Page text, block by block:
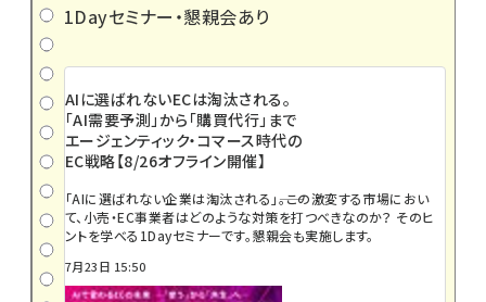
1Dayセミナー・懇親会あり
AIに選ばれないECは淘汰される。
「AI需要予測」から「購買代行」まで
エージェンティック・コマース時代の
EC戦略【8/26オフライン開催】
「AIに選ばれない企業は淘汰される」――。この激変する市場におい
て、小売・EC事業者はどのような対策を打つべきなのか？ そのヒ
ントを学べる1Dayセミナーです。懇親会も実施します。
7月23日 15:50